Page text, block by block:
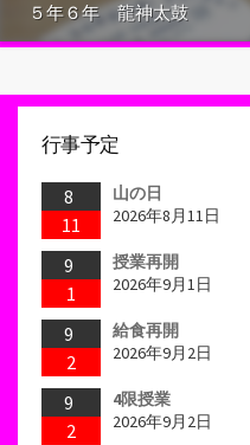
５年６年 龍神太鼓
行事予定
8
11
山の日
2026年8月11日
9
1
授業再開
2026年9月1日
9
2
給食再開
2026年9月2日
9
2
4限授業
2026年9月2日